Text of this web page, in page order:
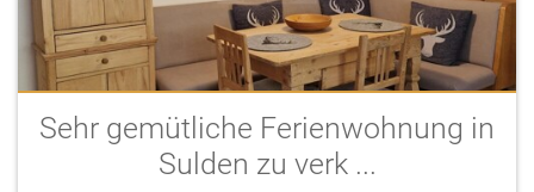
Sehr gemütliche Ferienwohnung in
Sulden zu verk ...